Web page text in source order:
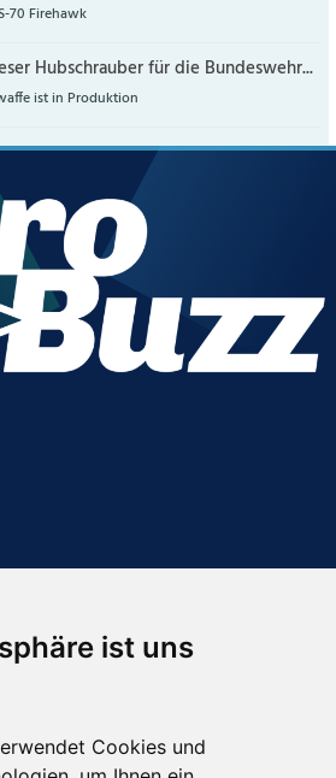
ist uns
Cookies und
70 Firehawk
Hubschrauber für die Bundeswehr...
ist in Produktion
unseren Newsletter